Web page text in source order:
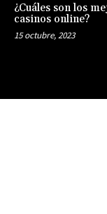
¿Cuáles son los
casinos online?
15 octubre, 2023